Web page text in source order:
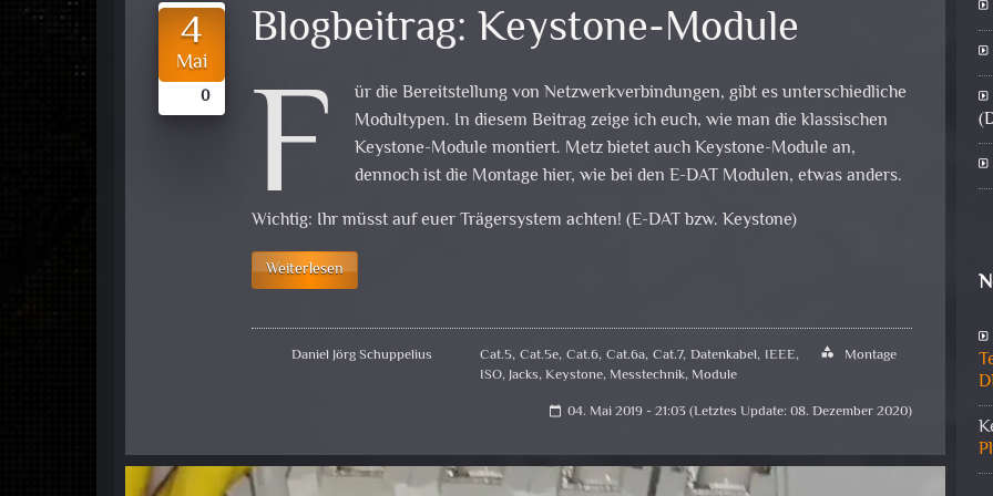
4
Mai
0
Blogbeitrag: Keystone-Module
F
ür die Bereitstellung von Netzwerkverbindungen, gibt es unterschiedliche
Modultypen. In diesem Beitrag zeige ich euch, wie man die klassischen
Keystone-Module montiert. Metz bietet auch Keystone-Module an,
dennoch ist die Montage hier, wie bei den E-DAT Modulen, etwas anders.
Wichtig: Ihr müsst auf euer Trägersystem achten! (E-DAT bzw. Keystone)
Weiterlesen
Daniel Jörg Schuppelius Cat.5,Cat.5e,Cat.6,Cat.6a,Cat.7,Datenkabel, IEEE,
ISO,Jacks,Keystone, Messtechnik, Module
category Montage
calendar_today 04. Mai 2019 - 21:03 (Letztes Update: 08. Dezember 2020)